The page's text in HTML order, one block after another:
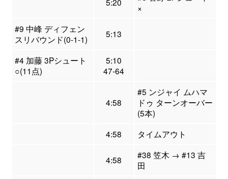
×
#9 中峰 ディフェン
スリバウンド(0-1-1)
5:13
#4 加藤 3Pシュート
○(11点)
5:10
47-64
4:58
#5 ンジャイ ムハマ
ドゥ ターンオーバー
(5本)
4:58
タイムアウト
4:58
#38 笠木 → #13 吉
田